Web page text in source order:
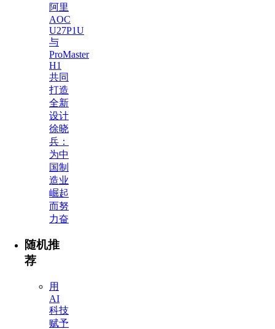
阿里
AOC
U27P1U
与
ProMaster
H1
共同
打造
全新
设计
徐晓
兵：
为中
国制
造业
崛起
而努
力奋
随机推
荐
用
AI
科技
赋予